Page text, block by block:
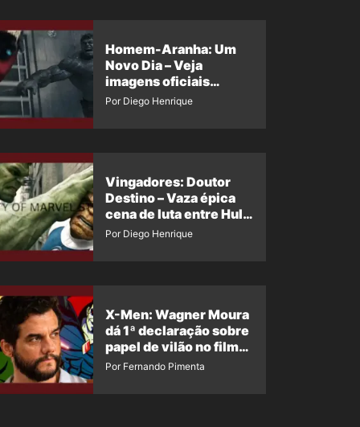
Homem-Aranha: Um
Novo Dia – Veja
imagens oficiais
descartadas do Hulk
Por Diego Henrique
Vingadores: Doutor
Destino – Vaza épica
cena de luta entre Hulk
e o Coisa
Por Diego Henrique
X-Men: Wagner Moura
dá 1ª declaração sobre
papel de vilão no filme
da Marvel
Por Fernando Pimenta